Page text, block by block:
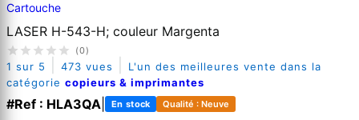
Cartouche
LASER H-543-H; couleur Margenta
(0)
1 sur 5 473 vues
L'un des meilleures vente dans la
catégorie copieurs & imprimantes
#Ref : HLA3QA En stock Qualité : Neuve